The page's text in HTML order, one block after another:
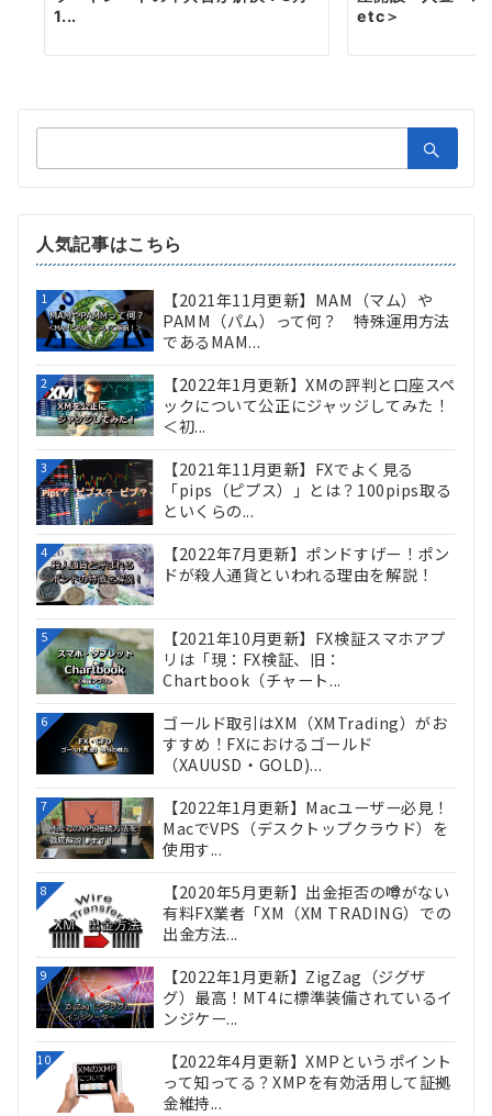
1...
etc＞
索：
人気記事はこちら
1
【2021年11月更新】MAM（マム）や
PAMM（パム）って何？ 特殊運用方法
であるMAM...
2
【2022年1月更新】XMの評判と口座スペ
ックについて公正にジャッジしてみた！
＜初...
3
【2021年11月更新】FXでよく見る
「pips（ピプス）」とは？100pips取る
といくらの...
4
【2022年7月更新】ポンドすげー！ポン
ドが殺人通貨といわれる理由を解説！
5
【2021年10月更新】FX検証スマホアプ
リは「現：FX検証、旧：
Chartbook（チャート...
6
ゴールド取引はXM（XMTrading）がお
すすめ！FXにおけるゴールド
（XAUUSD・GOLD)...
7
【2022年1月更新】Macユーザー必見！
MacでVPS（デスクトップクラウド）を
使用す...
8
【2020年5月更新】出金拒否の噂がない
有料FX業者「XM（XM TRADING）での
出金方法...
9
【2022年1月更新】ZigZag（ジグザ
グ）最高！MT4に標準装備されているイ
ンジケー...
10
【2022年4月更新】XMPというポイント
って知ってる？XMPを有効活用して証拠
金維持...